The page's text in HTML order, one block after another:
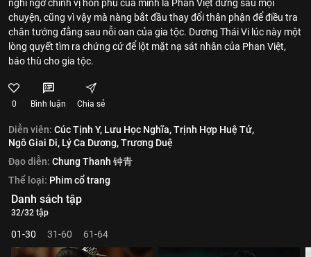
nghi ngờ chính vị hôn phu của mình là Phan Việt đứng sau mọi
chuyện, cũng vì vậy mà nàng bắt đầu thay đổi thân phận để điều tra
chân tướng đằng sau nỗi oan của gia tộc. Dương Thái Vi lúc này một
lòng quyết tìm ra chứng cứ để lột mặt nạ sát nhân của Phan Việt,
báo thù cho gia tộc.
0 Bình luận Chia sẻ
Diễn viên: Cúc Tịnh Y, Lưu Học Nghĩa,Trịnh Hợp Huệ Tử,
Ngô Giai Di, Lý Ca Dương,Trương Duệ
Đạo diễn: Chung Thanh 钟青
Thể loại: Phim cổ trang
Danh sách tập
32/32 tập
01-30 31-60 61-64